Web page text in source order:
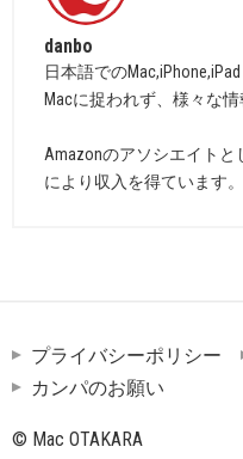
danbo
日本語での
Macに捉われず、様々な
Amazonのアソシエイトと
により収入を得ています。
プライバシーポリシー
カンパのお願い
© Mac OTAKARA